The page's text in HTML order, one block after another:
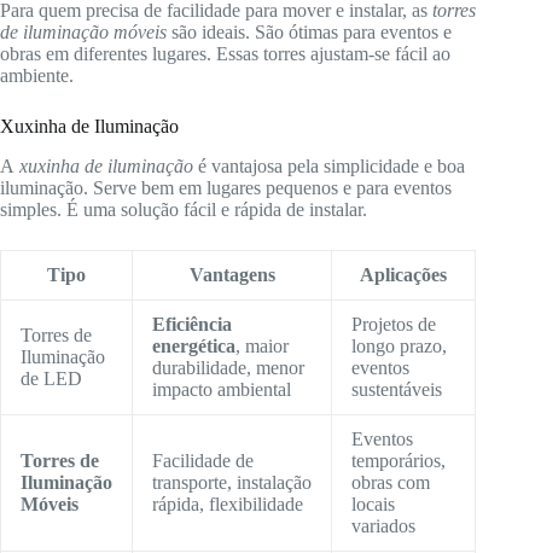
Para quem precisa de facilidade para mover e instalar, as torres
de iluminação móveis são ideais. São ótimas para eventos e
obras em diferentes lugares. Essas torres ajustam-se fácil ao
ambiente.
Xuxinha de Iluminação
A xuxinha de iluminação é vantajosa pela simplicidade e boa
iluminação. Serve bem em lugares pequenos e para eventos
simples. É uma solução fácil e rápida de instalar.
Tipo Vantagens Aplicações
Torres de
Iluminação
de LED
Eficiência
energética, maior
durabilidade, menor
impacto ambiental
Projetos de
longo prazo,
eventos
sustentáveis
Torres de
Iluminação
Móveis
Facilidade de
transporte, instalação
rápida, flexibilidade
Eventos
temporários,
obras com
locais
variados